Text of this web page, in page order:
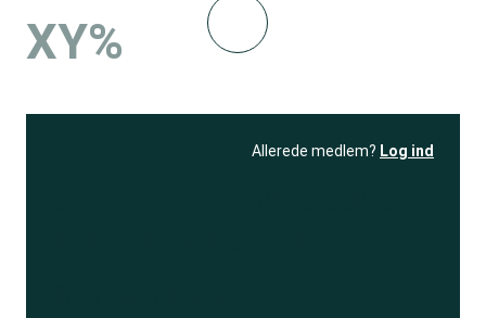
XY%
Allerede medlem? Log ind